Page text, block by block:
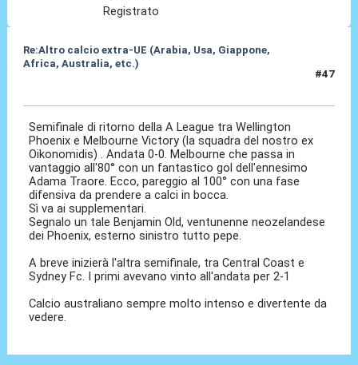
Registrato
Re:Altro calcio extra-UE (Arabia, Usa, Giappone,
Africa, Australia, etc.)
#47
Semifinale di ritorno della A League tra Wellington
Phoenix e Melbourne Victory (la squadra del nostro ex
Oikonomidis) . Andata 0-0. Melbourne che passa in
vantaggio all'80° con un fantastico gol dell'ennesimo
Adama Traore. Ecco, pareggio al 100° con una fase
difensiva da prendere a calci in bocca.
Sì va ai supplementari.
Segnalo un tale Benjamin Old, ventunenne neozelandese
dei Phoenix, esterno sinistro tutto pepe.
A breve inizierà l'altra semifinale, tra Central Coast e
Sydney Fc. I primi avevano vinto all'andata per 2-1
Calcio australiano sempre molto intenso e divertente da
vedere.